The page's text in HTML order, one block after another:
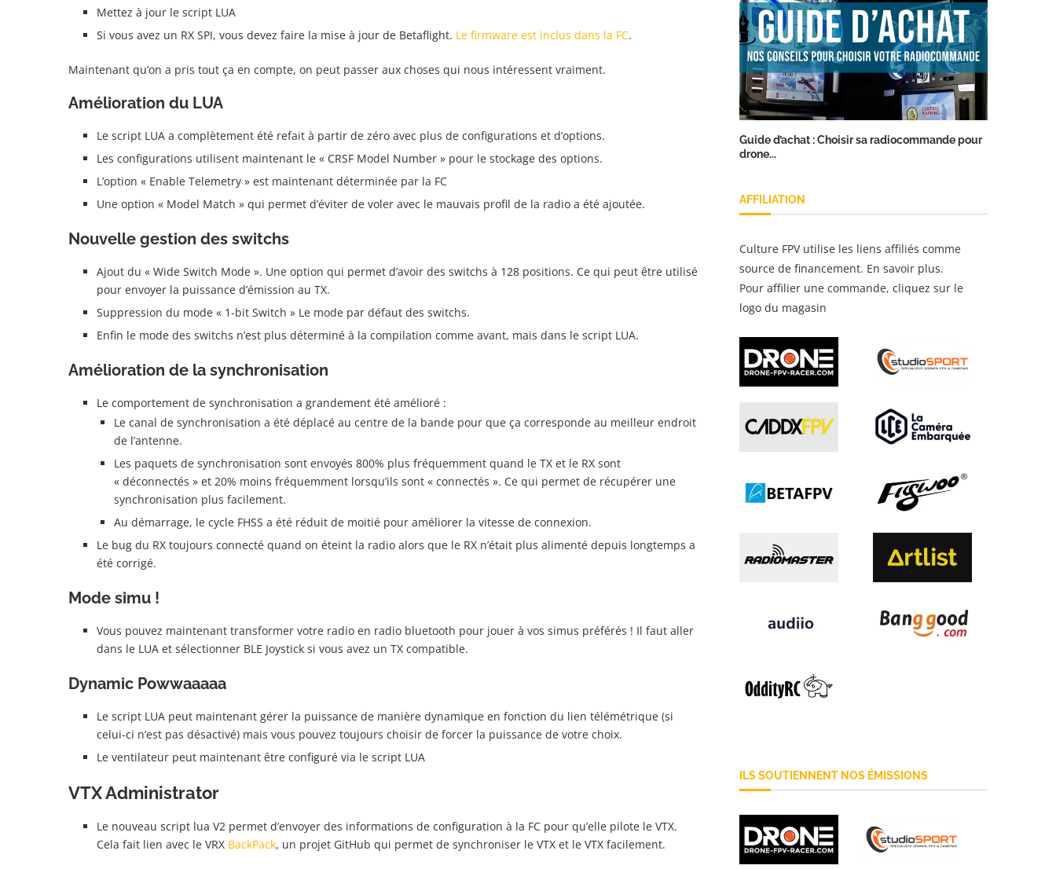
Mettez à jour le script LUA
Si vous avez un RX SPI, vous devez faire la mise à jour de Betaflight. Le firmware est inclus dans la FC.
Maintenant qu’on a pris tout ça en compte, on peut passer aux choses qui nous intéressent vraiment.
Amélioration du LUA
Le script LUA a complètement été refait à partir de zéro avec plus de configurations et d’options.
Les configurations utilisent maintenant le « CRSF Model Number » pour le stockage des options.
L’option « Enable Telemetry » est maintenant déterminée par la FC
Une option « Model Match » qui permet d’éviter de voler avec le mauvais profil de la radio a été ajoutée.
Nouvelle gestion des switchs
Ajout du « Wide Switch Mode ». Une option qui permet d’avoir des switchs à 128 positions. Ce qui peut être utilisé
pour envoyer la puissance d’émission au TX.
Suppression du mode « 1-bit Switch » Le mode par défaut des switchs.
Enfin le mode des switchs n’est plus déterminé à la compilation comme avant, mais dans le script LUA.
Amélioration de la synchronisation
Le comportement de synchronisation a grandement été amélioré :
Le canal de synchronisation a été déplacé au centre de la bande pour que ça corresponde au meilleur endroit
de l’antenne.
Les paquets de synchronisation sont envoyés 800% plus fréquemment quand le TX et le RX sont
« déconnectés » et 20% moins fréquemment lorsqu’ils sont « connectés ». Ce qui permet de récupérer une
synchronisation plus facilement.
Au démarrage, le cycle FHSS a été réduit de moitié pour améliorer la vitesse de connexion.
Le bug du RX toujours connecté quand on éteint la radio alors que le RX n’était plus alimenté depuis longtemps a
été corrigé.
Mode simu !
Vous pouvez maintenant transformer votre radio en radio bluetooth pour jouer à vos simus préférés ! Il faut aller
dans le LUA et sélectionner BLE Joystick si vous avez un TX compatible.
Dynamic Powwaaaaa
Le script LUA peut maintenant gérer la puissance de manière dynamique en fonction du lien télémétrique (si
celui-ci n’est pas désactivé) mais vous pouvez toujours choisir de forcer la puissance de votre choix.
Le ventilateur peut maintenant être configuré via le script LUA
VTX Administrator
Le nouveau script lua V2 permet d’envoyer des informations de configuration à la FC pour qu’elle pilote le VTX.
Cela fait lien avec le VRX BackPack, un projet GitHub qui permet de synchroniser le VTX et le VTX facilement.
Guide d’achat : Choisir sa radiocommande pour
drone...
AFFILIATION
Culture FPV utilise les liens affiliés comme
source de financement. En savoir plus.
Pour affilier une commande, cliquez sur le
logo du magasin
ILS SOUTIENNENT NOS ÉMISSIONS